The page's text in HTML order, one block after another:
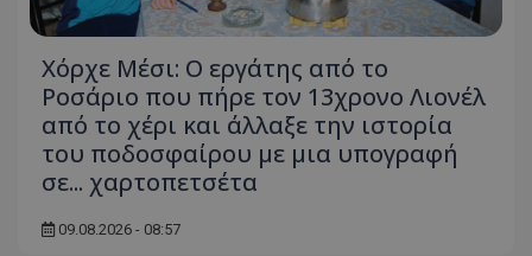
Χόρχε Μέσι: Ο εργάτης από το
Ροσάριο που πήρε τον 13χρονο Λιονέλ
από το χέρι και άλλαξε την ιστορία
του ποδοσφαίρου με μια υπογραφή
σε... χαρτοπετσέτα
09.08.2026 - 08:57